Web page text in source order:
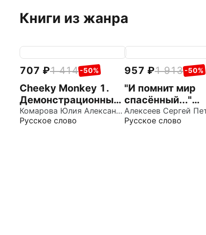
Книги из жанра
707 1 414 -50%
Cheeky Monkey 1.
Демонстрационные
карточки. Средняя
группа. 4-5 лет
Комарова Юлия Александровна
Русское слово
957 1 913 -50%
"И помнит мир
спасённый..."
материалы для
Русское слово